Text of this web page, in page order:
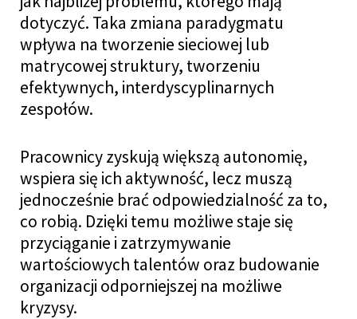
dotyczyć. Taka zmiana paradygmatu
wpływa na tworzenie sieciowej lub
matrycowej struktury, tworzeniu
efektywnych, interdyscyplinarnych
zespołów.
Pracownicy zyskują większą autonomię,
wspiera się ich aktywność, lecz muszą
jednocześnie brać odpowiedzialność za to,
co robią. Dzięki temu możliwe staje się
przyciąganie i zatrzymywanie
wartościowych talentów oraz budowanie
organizacji odporniejszej na możliwe
kryzysy.